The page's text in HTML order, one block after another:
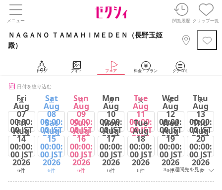
メニュー 閲覧履歴 クリップ一覧
ＮＡＧＡＮＯ ＴＡＭＡＨＩＭＥＤＥＮ（長野玉姫
殿）
トップ フォト フェア 料金・プラン クチコミ
日付を絞り込む
金 土 日 月 火 水 木
Fri
Aug
07
00:00:
00 JST
2026
5件
Sat
Aug
08
00:00:
00 JST
2026
6件
Sun
Aug
09
00:00:
00 JST
2026
6件
Mon
Aug
10
00:00:
00 JST
2026
6件
Tue
Aug
11
00:00:
00 JST
2026
6件
Wed
Aug
12
00:00:
00 JST
2026
5件
Thu
Aug
13
00:00:
00 JST
2026
5件
Fri
Aug
14
00:00:
00 JST
2026
6件
Sat
Aug
15
00:00:
00 JST
2026
6件
Sun
Aug
16
00:00:
00 JST
2026
6件
Mon
Aug
17
00:00:
00 JST
2026
6件
Tue
Aug
18
00:00:
00 JST
2026
6件
Wed
Aug
19
00:00:
00 JST
2026
6件
Thu
Aug
20
00:00:
00 JST
2026
5件
3～4週間先を見る